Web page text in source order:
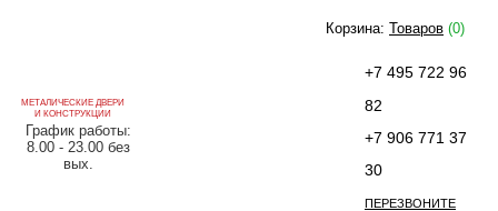
МЕТАЛИЧЕСКИЕ ДВЕРИ
И КОНСТРУКЦИИ
График работы:
8.00 - 23.00 без
вых.
+7 495 722 96
82
+7 906 771 37
30
ПЕРЕЗВОНИТЕ
Корзина: Товаров (0)